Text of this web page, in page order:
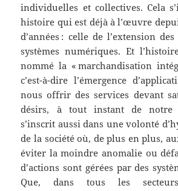
individuelles et collectives. Cela
histoire qui est déjà à l’œuvre
d’années : celle de l’extension
systèmes numériques. Et
nommé la « marchandisation
c’est-à-dire l’émergence
nous offrir des services devant
désirs, à tout instant de notre
s’inscrit aussi dans une volonté
de la société où, de plus en plus,
éviter la moindre anomalie ou
d’actions sont gérées par des
Que, dans tous les